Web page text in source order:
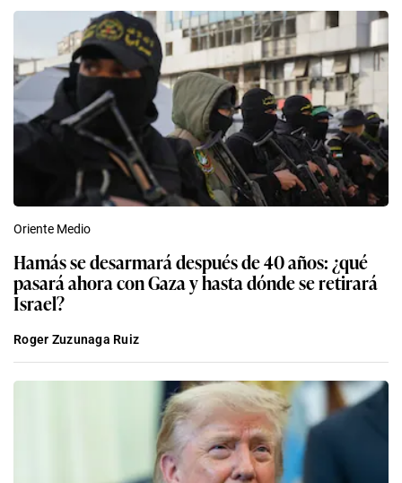
Oriente Medio
Hamás se desarmará después de 40 años: ¿qué
pasará ahora con Gaza y hasta dónde se retirará
Israel?
Roger Zuzunaga Ruiz